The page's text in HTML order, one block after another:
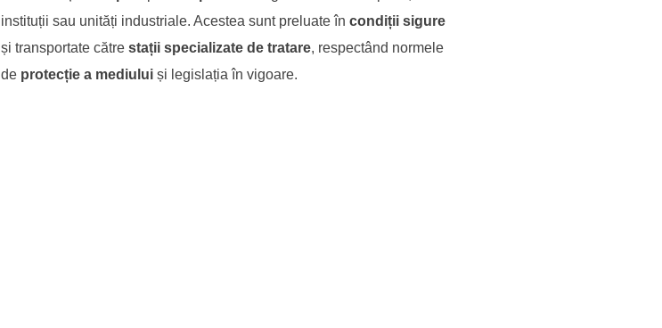
instituții sau unități industriale. Acestea sunt preluate în condiții sigure
și transportate către stații specializate de tratare, respectând normele
de protecție a mediului și legislația în vigoare.